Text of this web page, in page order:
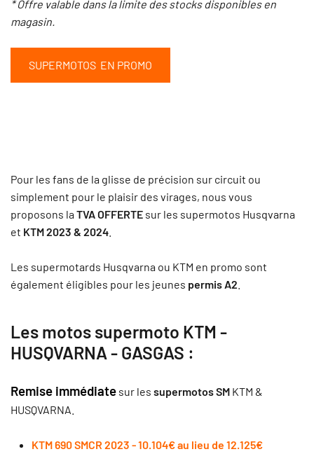
* Offre valable dans la limite des stocks disponibles en
magasin.
SUPERMOTOS EN PROMO
Pour les fans de la glisse de précision sur circuit ou
simplement pour le plaisir des virages, nous vous
proposons la TVA OFFERTE sur les supermotos Husqvarna
et KTM 2023 & 2024
Les supermotards Husqvarna ou KTM en promo sont
également éligibles pour les jeunes permis A2
Les motos supermoto KTM -
HUSQVARNA - GASGAS :
Remise immédiate sur les supermotos SM KTM &
HUSQVARNA.
KTM 690 SMCR 2023 - 10.104€ au lieu de 12.125€